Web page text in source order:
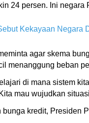
24 persen. Ini negara
Kekayaan Negara
agar skema
menanggung beban
di mana sistem
mau wujudkan
kredit, Presiden